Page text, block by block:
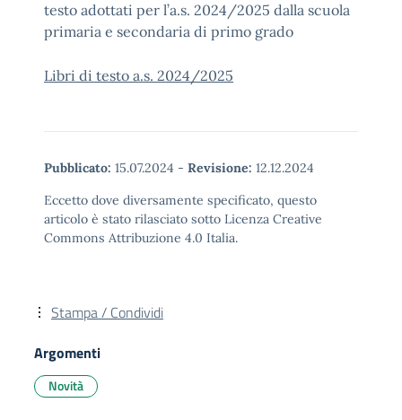
testo adottati per l’a.s. 2024/2025 dalla scuola
primaria e secondaria di primo grado
Libri di testo a.s. 2024/2025
Pubblicato: 15.07.2024 - Revisione: 12.12.2024
Eccetto dove diversamente specificato, questo
articolo è stato rilasciato sotto Licenza Creative
Commons Attribuzione 4.0 Italia.
Stampa / Condividi
Argomenti
Novità